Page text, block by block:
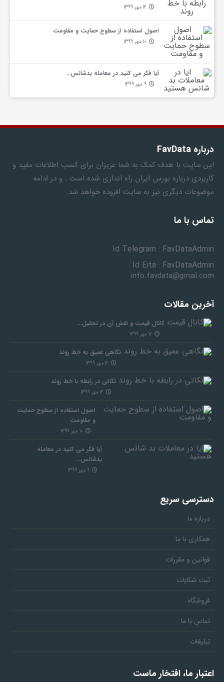
12 مهر 1399
اصول استفاده از سطوح حمایت و مقاومت
10 مهر 1399
آیا فکر می کنید در معامله بدشانس…
9 مهر 1399
درباره FavData
این سایت با هدف کمک به شما عزیزان برای کسب اطلاعات مفید و
کاربردی درباره بورس ایران راه اندازی شده است . و در ادامه
موضوعات دیگری نیز به سایت افزوده خواهد شد.
تماس با ما
Id Telegram : FavDataAdmin
Id Eita : FavDataAdmin
info.favdata@gmail.com
آخرین مقالات
کانال قیمت و نقش آن در تحلیل…
12 مهر 1399
نگاهی عمیق به خط روند
12 مهر 1399
نکاتی در رابطه با خط روند
12 مهر 1399
اصول استفاده از سطوح حمایت
و مقاومت
10 مهر 1399
آیا فکر می کنید در معامله
بدشانس…
9 مهر 1399
دسترسی سریع
درباره ما
همکاری با ما
قوانین و مقررات
ثبت شکایات
فروشگاه
تماس با ما
تبلیغات
اعتبار ما، افتخار ماست